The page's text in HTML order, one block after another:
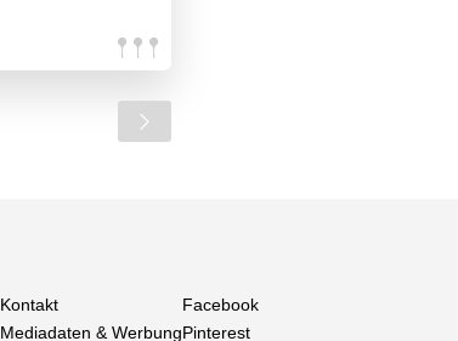
Kontakt
Mediadaten & Werbung
Facebook
Pinterest